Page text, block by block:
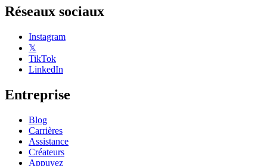
Réseaux sociaux
Instagram
𝕏
TikTok
LinkedIn
Entreprise
Blog
Carrières
Assistance
Créateurs
Appuyez